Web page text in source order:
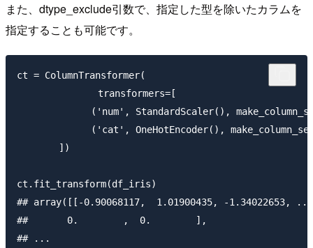
また、dtype_exclude引数で、指定した型を除いたカラムを
指定することも可能です。
ct = ColumnTransformer(
transformers=[
　　　('num', StandardScaler(),
　　　('cat', OneHotEncoder(),
    　　])
ct.fit_transform(df_iris)
## array([[-0.90068117,  1.01900435, -
##       0.        ,  0.        ],